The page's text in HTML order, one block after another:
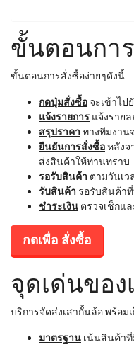
ขั้นตอนกา
ขั้นตอนการสั่งซื้อง่ายๆดังนี้
กดปุ่มสั่งซื้อ จะเข้าไป
แจ้งรายการ แจ้งราย
สรุปราคา ทางทีมงาน
ยืนยันการสั่งซื้อหลังจ
ส่งสินค้าให้ท่านทราบ
รอรับสินค้า ตามวันเ
รับสินค้า รอรับสินค้า
ชำระเงิน ตรวจเช็กแ
กดเพื่อ สั่งซื้อ
จุดเด่นของ
บริการจัดส่งเสากั้นล้อ พร้อม
มาตรฐาน เน้นสินค้า